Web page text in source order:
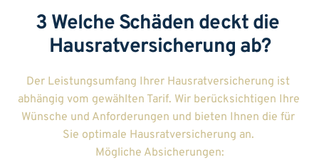
3 Welche Schäden deckt die
Hausratversicherung ab?
Der Leistungsumfang Ihrer Hausratversicherung ist
abhängig vom gewählten Tarif. Wir berücksichtigen Ihre
Wünsche und Anforderungen und bieten Ihnen die für
Sie optimale Hausratversicherung an.
Mögliche Absicherungen: